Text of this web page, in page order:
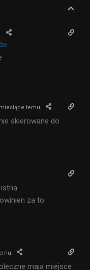
temu
skierowane do
za to
maja miejsce